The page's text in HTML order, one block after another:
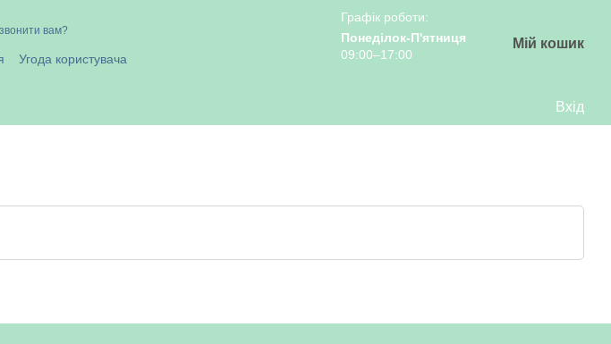
вам?
Угода користувача
Графік роботи:
Понеділок-П'ятниця
09:00–17:00
Мій кошик
Вхід